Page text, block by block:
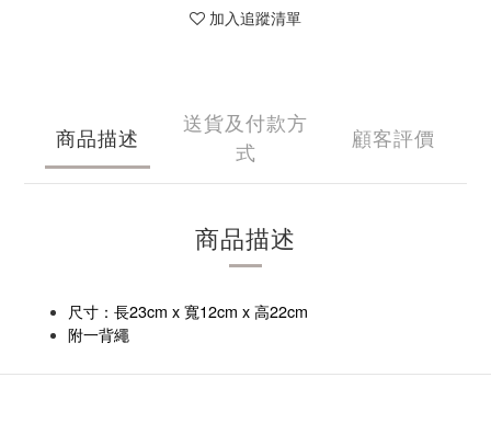
加入追蹤清單
商品描述
送貨及付款方
式
顧客評價
商品描述
尺寸：長23cm x 寬12cm x 高22cm
附一背繩